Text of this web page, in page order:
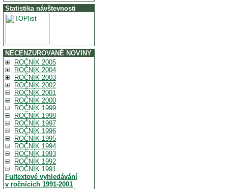
Statistika návštevnosti
NECENZUROVANÉ NOVINY
ROČNÍK 2005
ROČNÍK 2004
ROČNÍK 2003
ROČNÍK 2002
ROČNÍK 2001
ROČNÍK 2000
ROČNÍK 1999
ROČNÍK 1998
ROČNÍK 1997
ROČNÍK 1996
ROČNÍK 1995
ROČNÍK 1994
ROČNÍK 1993
ROČNÍK 1992
ROČNÍK 1991
Fultextové vyhledávání
v ročnících 1991-2001